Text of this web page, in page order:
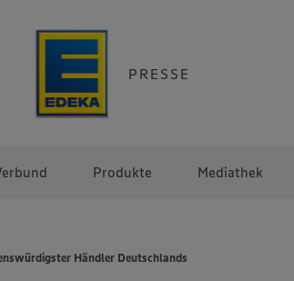
PRESSE
Produkte Mediathek
Händler Deutschlands